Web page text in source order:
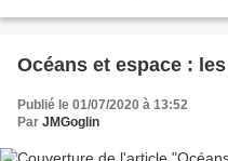
Océans et espace :
Publié le 01/07/2020 à 13:52
Par JMGoglin